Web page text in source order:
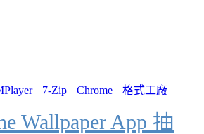
7-Zip Chrome 格式工廠
Wallpaper App 抽